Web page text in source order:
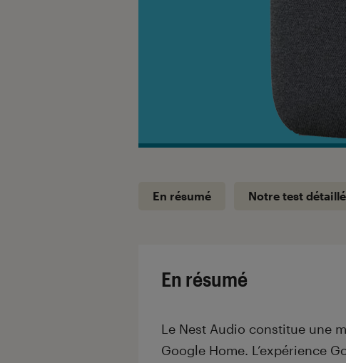
En résumé Notre test détaillé
En résumé
Le Nest Audio constitue une
Google Home. L’expérience